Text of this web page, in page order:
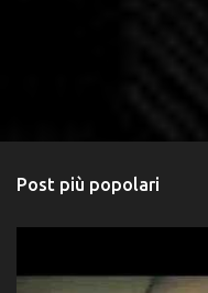
Post più popolari